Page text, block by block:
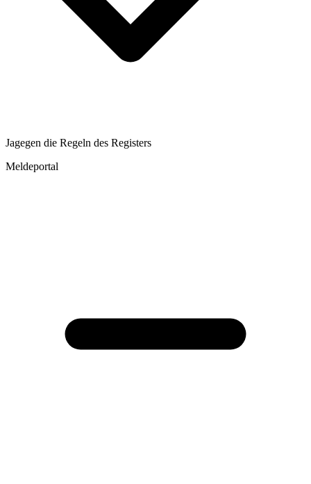
Jagegen die Regeln des Registers
Meldeportal